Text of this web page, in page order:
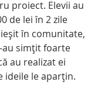
proiect. Elevii au
de lei în 2 zile
în comunitate,
au simţit foarte
au realizat ei
ideile le aparţin.